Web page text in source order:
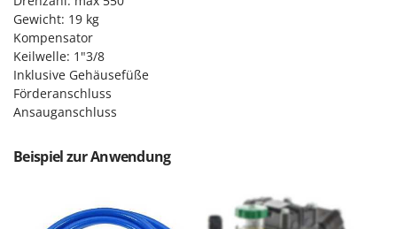
Sortierer für Oliven
Sprühgeräte für Pflanzenbehandlung
Stäubegeräte für Traktor
Staubsauger - Elektrobesen
T
Teppichreiniger und Teppichbodenreiniger
Tomatenpressen
Il-Tec
Imperia
Infaco
Intec
Intex
Iseki
Gewicht: 19 kg
Kompensator
Keilwelle: 1"3/8
Inklusive Gehäusefüße
Förderanschluss
Ansauganschluss
Beispiel zur Anwendung